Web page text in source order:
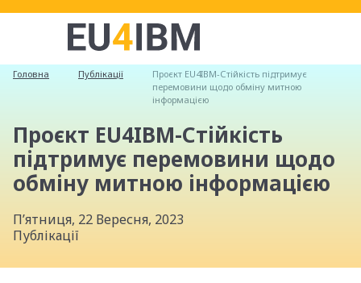
Головна Публікації
Проєкт EU4IBM-Стійкість підтримує
перемовини щодо обміну митною
інформацією
Проєкт EU4IBM-Стійкість
підтримує перемовини щодо
обміну митною інформацією
П’ятниця, 22 Вересня, 2023
Публікації